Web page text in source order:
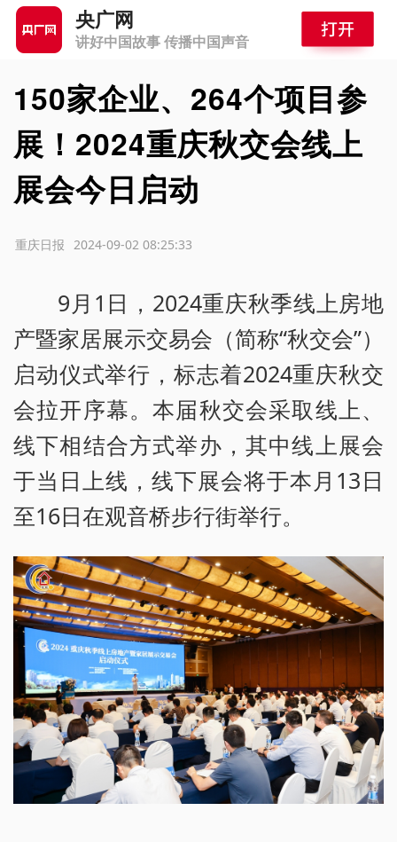
央广网
讲好中国故事 传播中国声音
150家企业、264个项目参
展！2024重庆秋交会线上
展会今日启动
2024-09-02 08:25:33
重庆日报
9月1日，2024重庆秋季线上房地
产暨家居展示交易会（简称“秋交会”）
启动仪式举行，标志着2024重庆秋交
会拉开序幕。本届秋交会采取线上、
线下相结合方式举办，其中线上展会
于当日上线，线下展会将于本月13日
至16日在观音桥步行街举行。